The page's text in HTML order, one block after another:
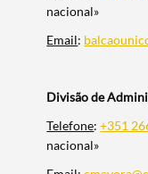
nacional»
Email:
Divisão de
Telefone:+351
nacional»